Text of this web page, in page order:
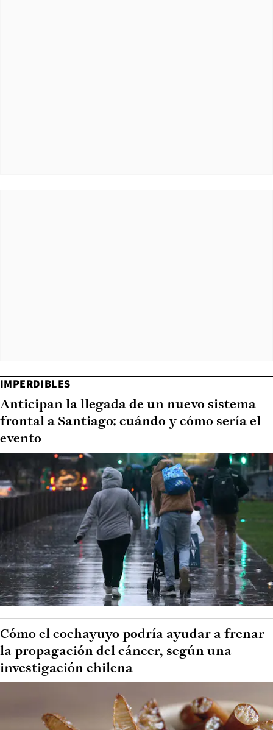
IMPERDIBLES
Anticipan la llegada de un nuevo sistema
frontal a Santiago: cuándo y cómo sería el
evento
Cómo el cochayuyo podría ayudar a frenar
la propagación del cáncer, según una
investigación chilena